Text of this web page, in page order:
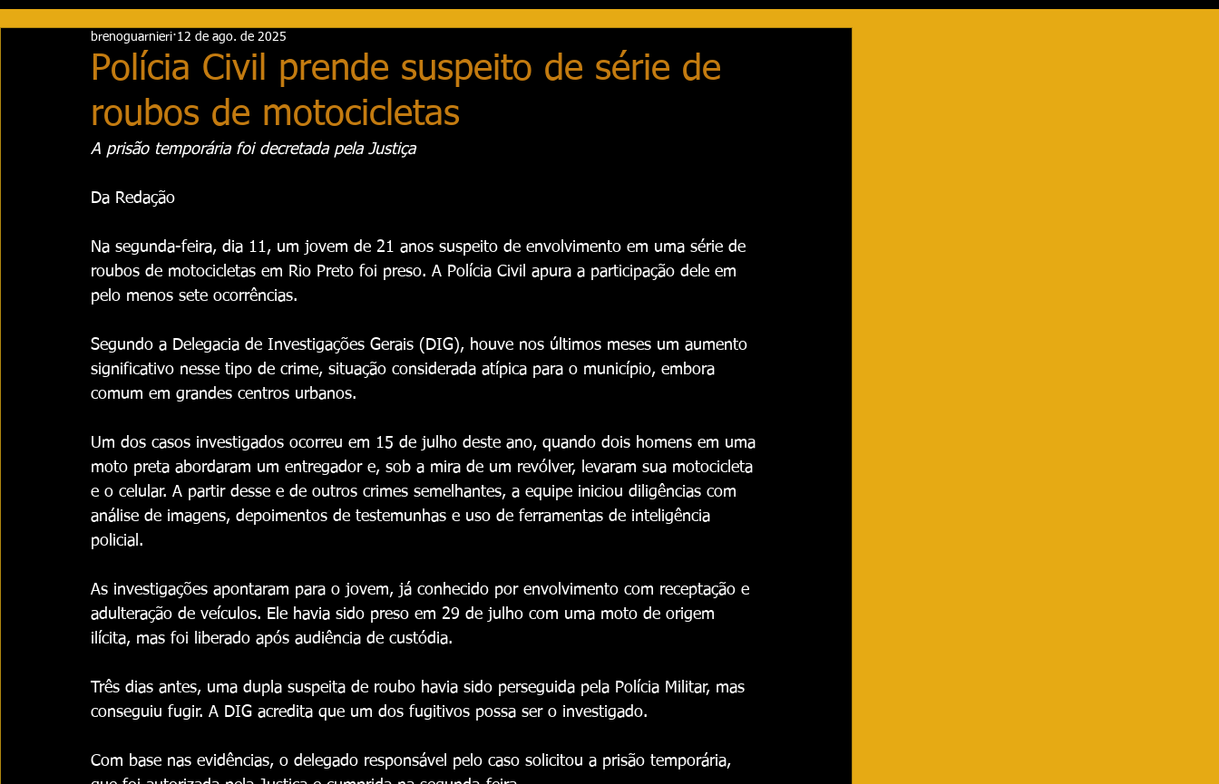
Polícia Civil prende suspeito de série de
roubos de motocicletas
brenoguarnieri 12 de ago. de 2025
A prisão temporária foi decretada pela Justiça
Da Redação
Na segunda-feira, dia 11, um jovem de 21 anos suspeito de envolvimento em uma série de
roubos de motocicletas em Rio Preto foi preso. A Polícia Civil apura a participação dele em
pelo menos sete ocorrências.
Segundo a Delegacia de Investigações Gerais (DIG), houve nos últimos meses um aumento
significativo nesse tipo de crime, situação considerada atípica para o município, embora
comum em grandes centros urbanos.
Um dos casos investigados ocorreu em 15 de julho deste ano, quando dois homens em uma
moto preta abordaram um entregador e, sob a mira de um revólver, levaram sua motocicleta
e o celular. A partir desse e de outros crimes semelhantes, a equipe iniciou diligências com
análise de imagens, depoimentos de testemunhas e uso de ferramentas de inteligência
policial.
As investigações apontaram para o jovem, já conhecido por envolvimento com receptação e
adulteração de veículos. Ele havia sido preso em 29 de julho com uma moto de origem
ilícita, mas foi liberado após audiência de custódia.
Três dias antes, uma dupla suspeita de roubo havia sido perseguida pela Polícia Militar, mas
conseguiu fugir. A DIG acredita que um dos fugitivos possa ser o investigado.
Com base nas evidências, o delegado responsável pelo caso solicitou a prisão temporária,